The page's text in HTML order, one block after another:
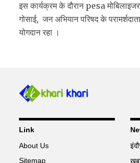
इस कार्यक्रम के दौरान pesa
गोसाई, जन अभियान परिषद के
योगदान रहा ।
Link
About Us
Sitemap